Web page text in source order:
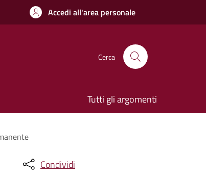
Accedi all'area personale
Cerca
Tutti gli argomenti
Condividi